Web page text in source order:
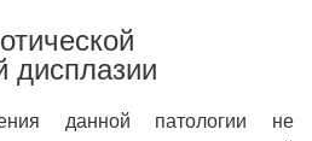
дисплазии
данной патологии не